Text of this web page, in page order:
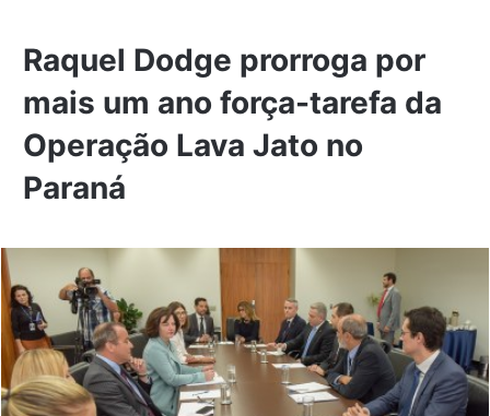
Raquel Dodge prorroga por
mais um ano força-tarefa da
Operação Lava Jato no
Paraná